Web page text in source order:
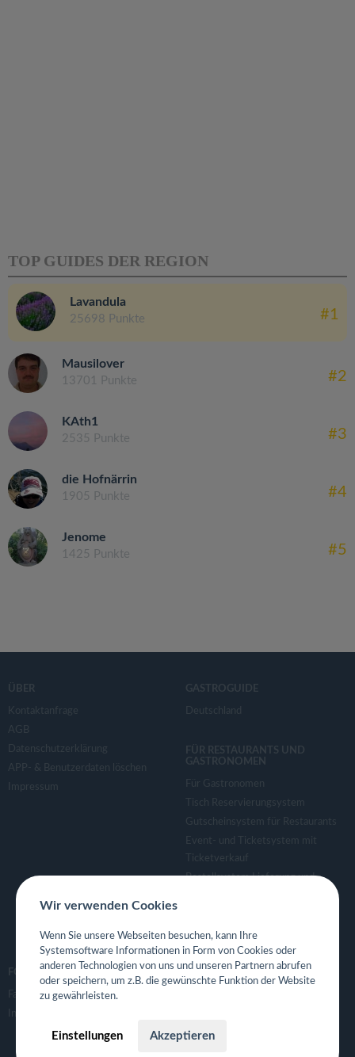
TOP GUIDES DER REGION
Lavandula
25698 Punkte #1
Mausilover
13701 Punkte #2
KAth1
2535 Punkte #3
die Hofnärrin
1905 Punkte #4
Jenome
1425 Punkte #5
ÜBER
Kontaktanfrage
AGB
Datenschutzerklärung
APP- & Benutzerdaten löschen
Impressum
GASTROGUIDE
Deutschland
FÜR RESTAURANTS UND
GASTRONOMEN
Für Gastronomen
Tisch Reservierungsystem
Gutscheinsystem für Restaurants
Event- und Ticketsystem mit
Ticketverkauf
Bestellsystem Lieferung und
Eigene App für Restaurant
FOLGE UNS
Facebook
Instagram
Wir verwenden Cookies
Wenn Sie unsere Webseiten besuchen, kann Ihre
Systemsoftware Informationen in Form von Cookies oder
anderen Technologien von uns und unseren Partnern abrufen
oder speichern, um z.B. die gewünschte Funktion der Website
zu gewährleisten.
Einstellungen Akzeptieren